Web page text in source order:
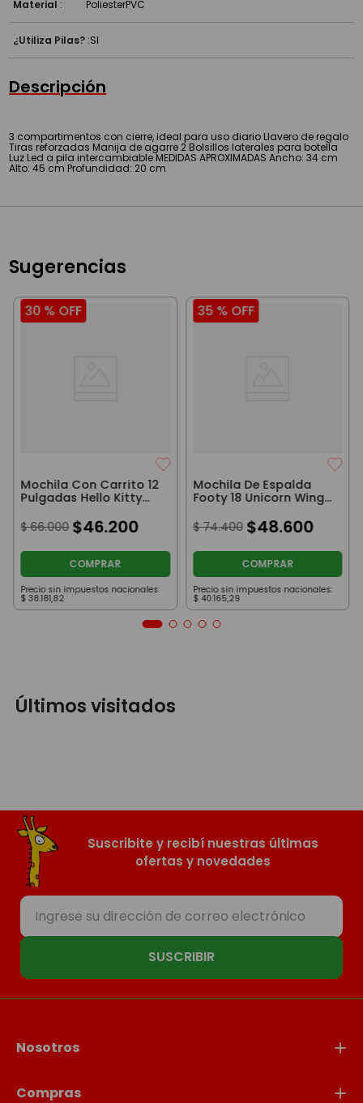
Descripción
3 compartimentos con cierre, ideal para uso diario Llavero de regalo
Tiras reforzadas Manija de agarre 2 Bolsillos laterales para botella
Luz Led a pila intercambiable MEDIDAS APROXIMADAS Ancho: 34 cm
Sugerencias
30 %OFF
Mochila Con Carrito 12
Pulgadas Hello Kitty
Grafitti Negro
$46.200
COMPRAR
Precio sin impuestos nacionales:
$ 38.181,82
35 %OFF
Mochila De Espalda
Footy 18 Unicorn Wings
Con Luz Led A Pila
Celeste Y Rosa
$48.600
COMPRAR
Precio sin impuestos nacionales:
$ 40.165,29
Últimos visitados
Suscribite y recibí nuestras últimas
ofertas y novedades
SUSCRIBIR
Nosotros
Compras